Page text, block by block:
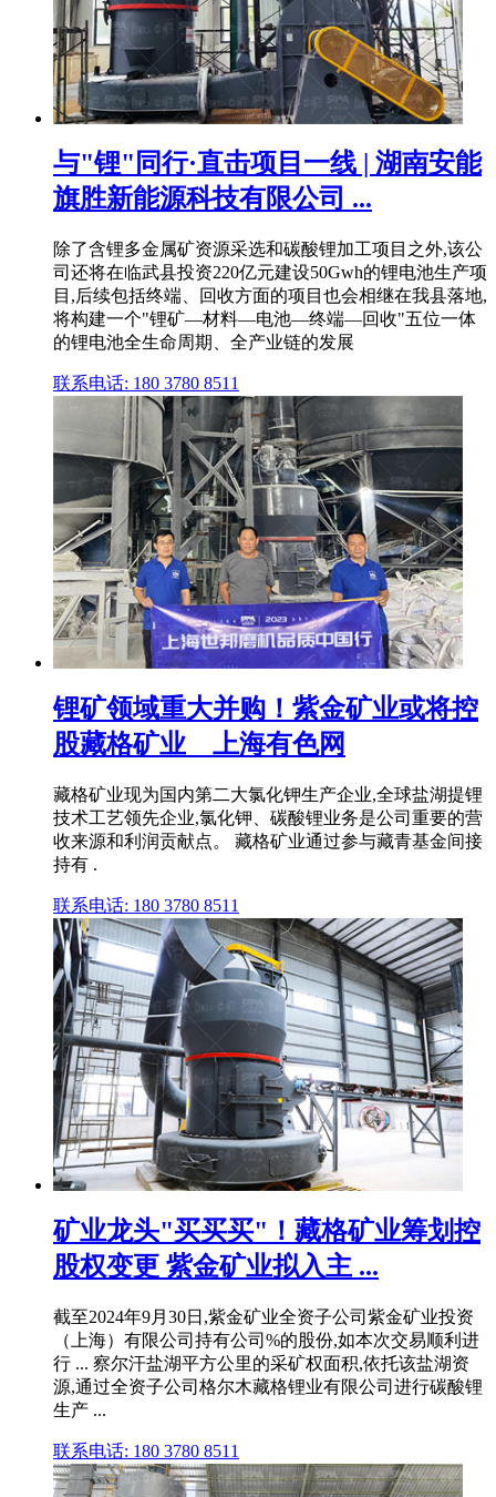
与"锂"同行·直击项目一线 | 湖南安能
旗胜新能源科技有限公司 ...
除了含锂多金属矿资源采选和碳酸锂加工项目之外,该公
司还将在临武县投资220亿元建设50Gwh的锂电池生产项
目,后续包括终端、回收方面的项目也会相继在我县落地,
将构建一个"锂矿—材料—电池—终端—回收"五位一体
的锂电池全生命周期、全产业链的发展
联系电话: 180 3780 8511
锂矿领域重大并购！紫金矿业或将控
股藏格矿业__上海有色网
藏格矿业现为国内第二大氯化钾生产企业,全球盐湖提锂
技术工艺领先企业,氯化钾、碳酸锂业务是公司重要的营
收来源和利润贡献点。 藏格矿业通过参与藏青基金间接
持有 .
联系电话: 180 3780 8511
矿业龙头"买买买"！藏格矿业筹划控
股权变更 紫金矿业拟入主 ...
截至2024年9月30日,紫金矿业全资子公司紫金矿业投资
（上海）有限公司持有公司%的股份,如本次交易顺利进
行 ... 察尔汗盐湖平方公里的采矿权面积,依托该盐湖资
源,通过全资子公司格尔木藏格锂业有限公司进行碳酸锂
生产 ...
联系电话: 180 3780 8511